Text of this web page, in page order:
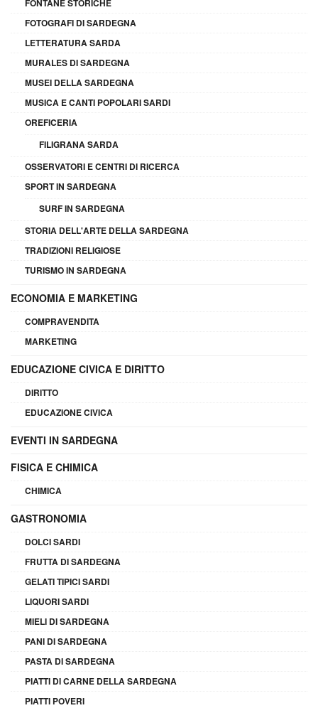
FONTANE STORICHE
FOTOGRAFI DI SARDEGNA
LETTERATURA SARDA
MURALES DI SARDEGNA
MUSEI DELLA SARDEGNA
MUSICA E CANTI POPOLARI SARDI
OREFICERIA
FILIGRANA SARDA
OSSERVATORI E CENTRI DI RICERCA
SPORT IN SARDEGNA
SURF IN SARDEGNA
STORIA DELL'ARTE DELLA SARDEGNA
TRADIZIONI RELIGIOSE
TURISMO IN SARDEGNA
ECONOMIA E MARKETING
COMPRAVENDITA
MARKETING
EDUCAZIONE CIVICA E DIRITTO
DIRITTO
EDUCAZIONE CIVICA
EVENTI IN SARDEGNA
FISICA E CHIMICA
CHIMICA
GASTRONOMIA
DOLCI SARDI
FRUTTA DI SARDEGNA
GELATI TIPICI SARDI
LIQUORI SARDI
MIELI DI SARDEGNA
PANI DI SARDEGNA
PASTA DI SARDEGNA
PIATTI DI CARNE DELLA SARDEGNA
PIATTI POVERI